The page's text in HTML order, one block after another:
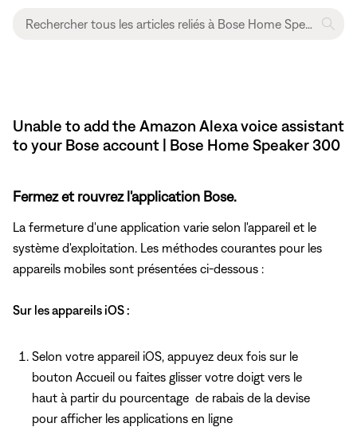
Unable to add the Amazon Alexa voice assistant
to your Bose account | Bose Home Speaker 300
Fermez et rouvrez l'application Bose.
La fermeture d'une application varie selon l'appareil et le
système d'exploitation. Les méthodes courantes pour les
appareils mobiles sont présentées ci-dessous :
Sur les appareils iOS :
Selon votre appareil iOS, appuyez deux fois sur le
bouton Accueil ou faites glisser votre doigt vers le
haut à partir du pourcentage de rabais de la devise
pour afficher les applications en ligne